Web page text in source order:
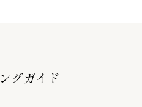
グガイド